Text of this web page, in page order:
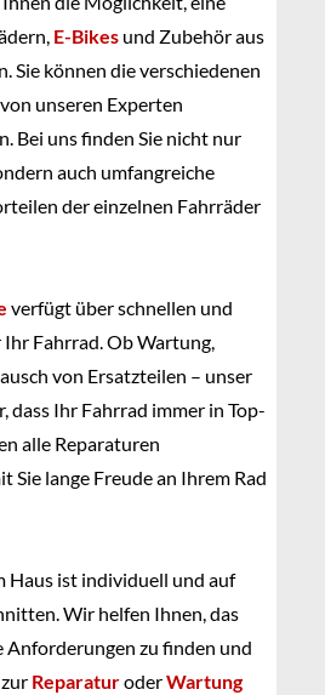
E-Bikes und Zubehör aus
Sie können die verschiedenen
unseren Experten
Bei uns finden Sie nicht nur
auch umfangreiche
der einzelnen Fahrräder
verfügt über schnellen und
Ihr Fahrrad. Ob Wartung,
von Ersatzteilen – unser
dass Ihr Fahrrad immer in Top-
alle Reparaturen
Sie lange Freude an Ihrem Rad
Haus ist individuell und auf
Wir helfen Ihnen, das
zu finden und
ReparaturoderWartung